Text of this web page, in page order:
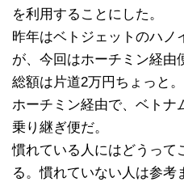
を利用することにした。
昨年はベトジェットのハノ
が、今回はホーチミン経由
総額は片道2万円ちょっと
ホーチミン経由で、ベトナ
乗り継ぎ便だ。
慣れている人にはどうって
る。慣れていない人は参考